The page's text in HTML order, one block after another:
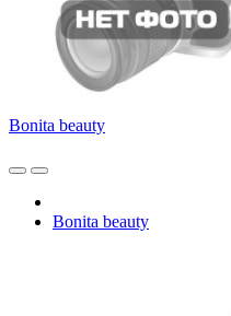
Bonita beauty
Bonita beauty